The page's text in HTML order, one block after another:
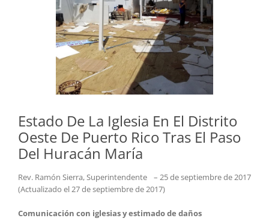
Estado De La Iglesia En El Distrito
Oeste De Puerto Rico Tras El Paso
Del Huracán María
Rev. Ramón Sierra, Superintendente – 25 de septiembre de 2017
(Actualizado el 27 de septiembre de 2017)
Comunicación con iglesias y estimado de daños